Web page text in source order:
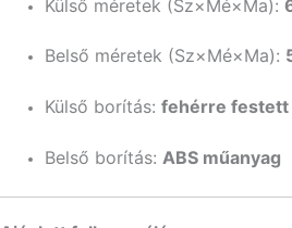
Külső méretek (Sz×Mé×Ma):
Belső méretek (Sz×Mé×Ma):
Külső borítás:fehérre festett
Belső borítás:ABS műanyag